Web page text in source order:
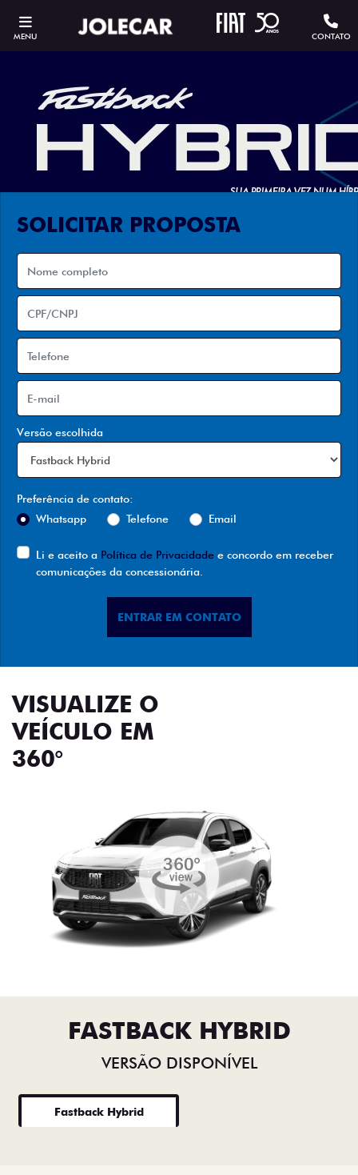
MENU CONTATO
SOLICITAR PROPOSTA
Versão escolhida
Preferência de contato:
Whatsapp
Telefone Email
Li e aceito a Política de Privacidade e concordo em receber
comunicações da concessionária.
ENTRAR EM CONTATO
VISUALIZE O
VEÍCULO EM
360°
FASTBACK HYBRID
VERSÃO DISPONÍVEL
Fastback Hybrid